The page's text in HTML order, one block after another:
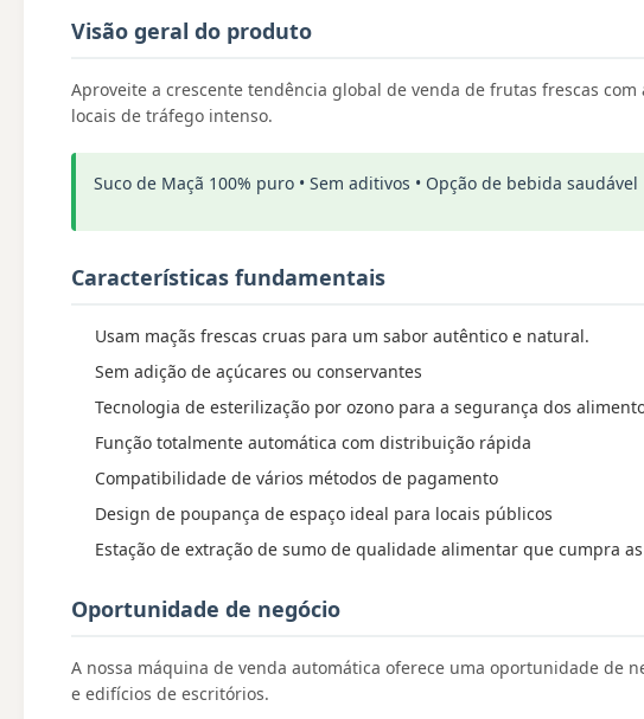
Visão geral do produto
Aproveite a crescente tendência global de venda de frutas frescas
locais de tráfego intenso.
Suco de Maçã 100% puro • Sem aditivos • Opção de bebida saudável
Características fundamentais
Usam maçãs frescas cruas para um sabor autêntico e natural.
Sem adição de açúcares ou conservantes
Tecnologia de esterilização por ozono para a segurança dos
Função totalmente automática com distribuição rápida
Compatibilidade de vários métodos de pagamento
Design de poupança de espaço ideal para locais públicos
Estação de extração de sumo de qualidade alimentar que cumpra
Oportunidade de negócio
A nossa máquina de venda automática oferece uma oportunidade de
e edifícios de escritórios.